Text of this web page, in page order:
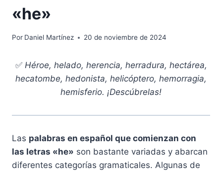
«he»
Por Daniel Martínez 20 de noviembre de 2024
✅ Héroe, helado, herencia, herradura, hectárea,
hecatombe, hedonista, helicóptero, hemorragia,
hemisferio. ¡Descúbrelas!
Las palabras en español que comienzan con
las letras «he» son bastante variadas y abarcan
diferentes categorías gramaticales. Algunas de